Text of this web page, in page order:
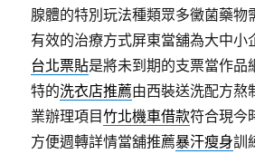
腺體的特別玩法種類眾多黴菌藥物
有效的治療方式屏東當舖為大中小
台北票貼是將未到期的支票當作品
特的洗衣店推薦由西裝送洗配方熬
業辦理項目竹北機車借款符合現今
方便週轉詳情當舖推薦暴汗瘦身訓